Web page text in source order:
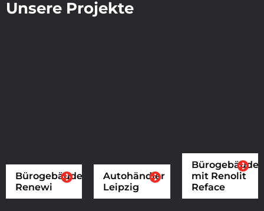
Unsere Projekte
Bürogebäude
Renewi
Autohändler
Leipzig
Bürogebäude
mit Renolit
Reface